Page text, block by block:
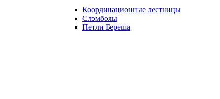
Координационные лестницы
Слэмболы
Петли Береша